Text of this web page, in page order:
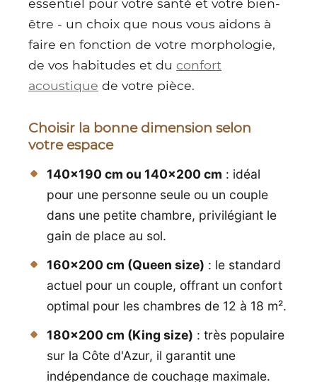
essentiel pour votre santé et votre bien-
être - un choix que nous vous aidons à
faire en fonction de votre morphologie,
de vos habitudes et du confort
acoustique de votre pièce.
Choisir la bonne dimension selon
votre espace
140x190 cm ou 140x200 cm : idéal
pour une personne seule ou un couple
dans une petite chambre, privilégiant le
gain de place au sol.
160x200 cm (Queen size) : le standard
actuel pour un couple, offrant un confort
optimal pour les chambres de 12 à 18 m².
180x200 cm (King size) : très populaire
sur la Côte d'Azur, il garantit une
indépendance de couchage maximale.